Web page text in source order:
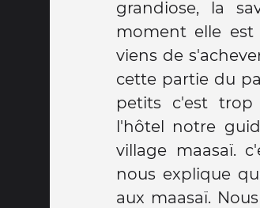
grandiose, la
moment elle est
viens de
cette partie du
petits c'est
l'hôtel notre
village maasaï.
nous explique
aux maasaï.